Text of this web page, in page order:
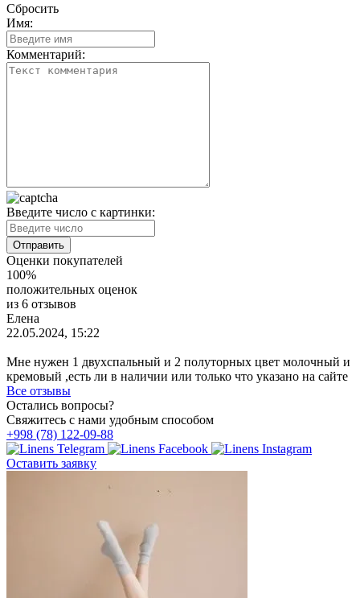
Сбросить
Имя:
Комментарий:
Введите число с картинки:
Оценки покупателей
100%
положительных оценок
из 6 отзывов
Елена
22.05.2024, 15:22
Мне нужен 1 двухспальный и 2 полуторных цвет молочный и
кремовый ,есть ли в наличии или только что указано на сайте
Все отзывы
Остались вопросы?
Свяжитесь с нами удобным способом
+998 (78) 122-09-88
Оставить заявку